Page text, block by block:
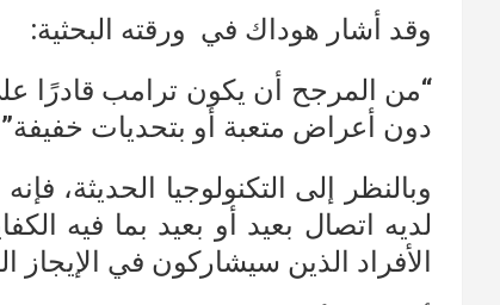
وقد أشار هوداك في ورقته البحثية:
“من المرجح أن يكون ترامب قادرًا
دون أعراض متعبة أو بتحديات
وبالنظر إلى التكنولوجيا
لديه اتصال بعيد أو بعيد بما فيه
الأفراد الذين سيشاركون في الإيجاز